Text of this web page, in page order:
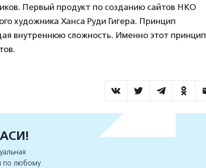
Первый продукт по созданию сайтов НКО
художника Ханса Руди Гигера. Принцип
внутреннюю сложность. Именно этот принцип
по любому